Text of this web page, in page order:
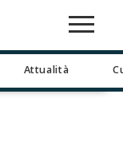
Attualità